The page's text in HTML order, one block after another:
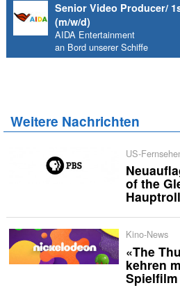
Senior Video Producer/
(m/w/d)
AIDA Entertainment
an Bord unserer Schiffe
Weitere Nachrichten
US-
of the
Kino-News
«The
kehren